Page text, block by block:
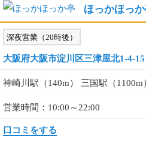
ほっかほっ
深夜営業（20時後）
大阪府大阪市淀川区三津屋北1-4-15
神崎川駅（140m） 三国駅（1100m
営業時間：10:00～22:00
口コミをする